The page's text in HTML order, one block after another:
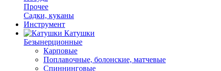
Прочее
Садки, куканы
Инструмент
Катушки
Безынерционные
Карповые
Поплавочные, болонские, матчевые
Спиннинговые